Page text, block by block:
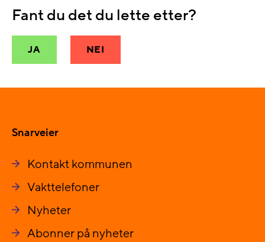
Fant du det du lette etter?
JA NEI
Snarveier
Kontakt kommunen
Vakttelefoner
Nyheter
Abonner på nyheter